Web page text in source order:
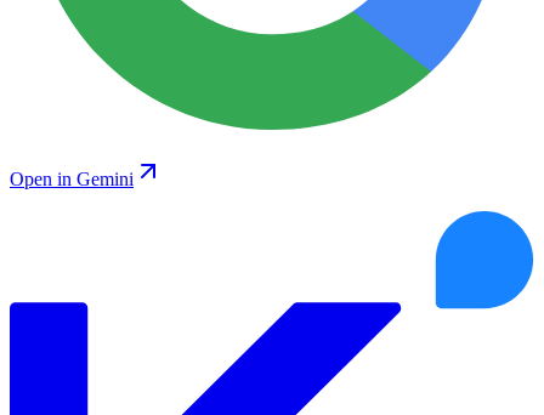
Open in Gemini